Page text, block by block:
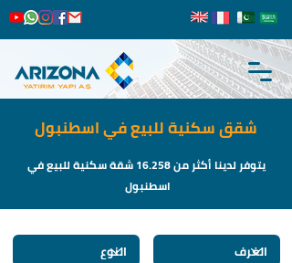
شقق سكنية للبيع في اسطنبول
يتوفر لدينا أكثر من 16.258 شقة سكنية للبيع في
اسطنبول